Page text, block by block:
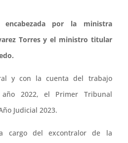
por la ministra
Torres y el ministro titular
y con la cuenta del trabajo
2022, el Primer Tribunal
Judicial 2023.
cargo del excontralor de la